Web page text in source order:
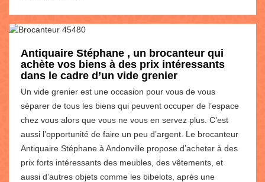
Antiquaire Stéphane , un brocanteur qui
achète vos biens à des prix intéressants
dans le cadre d’un vide grenier
Un vide grenier est une occasion pour vous de vous
séparer de tous les biens qui peuvent occuper de l’espace
chez vous alors que vous ne vous en servez plus. C’est
aussi l’opportunité de faire un peu d’argent. Le brocanteur
Antiquaire Stéphane à Andonville propose d’acheter à des
prix forts intéressants des meubles, des vêtements, et
aussi d’autres objets comme les bibelots, après une